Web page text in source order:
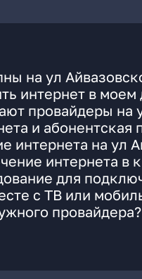
на ул
интернет в моем
провайдеры на
и абонентская
интернета на ул
интернета в
для
с ТВ или
провайдера?